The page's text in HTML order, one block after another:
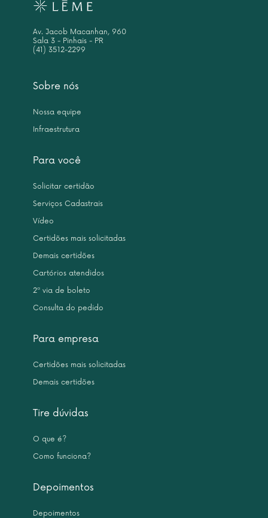
Sobre nós
Nossa equipe
Infraestrutura
Para você
Solicitar certidão
Serviços Cadastrais
Vídeo
Certidões mais solicitadas
Demais certidões
Cartórios atendidos
2ª via de boleto
Consulta do pedido
Para empresa
Certidões mais solicitadas
Demais certidões
Tire dúvidas
O que é?
Como funciona?
Depoimentos
Depoimentos
Av. Jacob Macanhan, 960
Sala 3 - Pinhais - PR
(41) 3512-2299